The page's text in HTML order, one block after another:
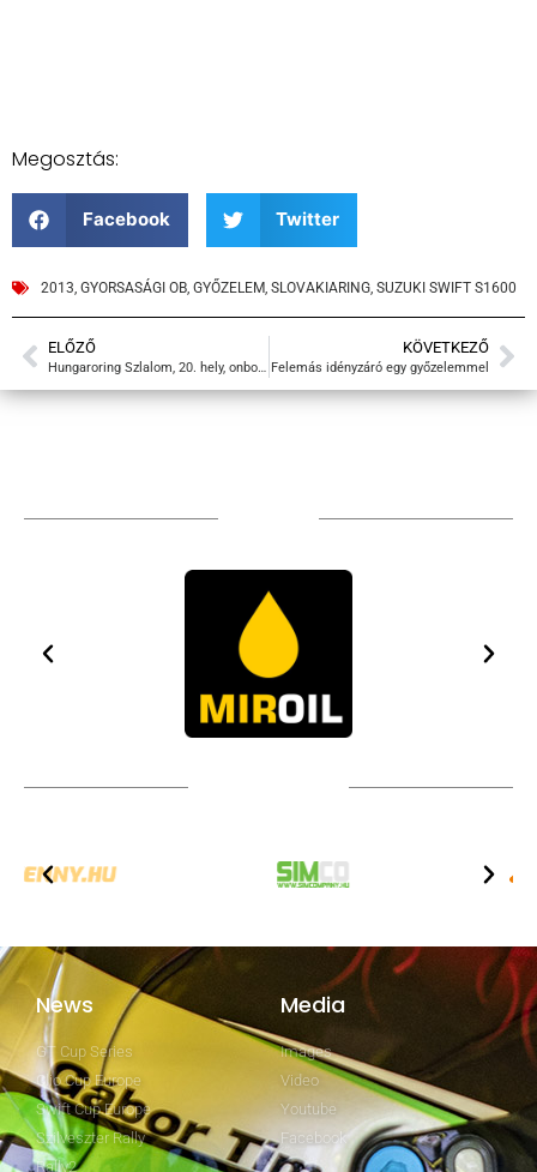
Megosztás:
Facebook Twitter
2013 GYORSASÁGI OB GYŐZELEM SLOVAKIARING SUZUKI SWIFT S1600
ELŐZŐ
Hungaroring Szlalom, 20. hely, onboard
KÖVETKEZŐ
Felemás idényzáró egy győzelemmel
News
GT Cup Series
Clio Cup Europe
Swift Cup Europe
Szilveszter Rally
Rally2
Media
Images
Video
Youtube
Facebook